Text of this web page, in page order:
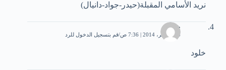
نريد الأسامي المقبلة(حيدر-جواد-دانيال)
خلود
24 نوفمبر، 2014 | 7:36 ص قم بتسجيل الدخول للرد
خلود